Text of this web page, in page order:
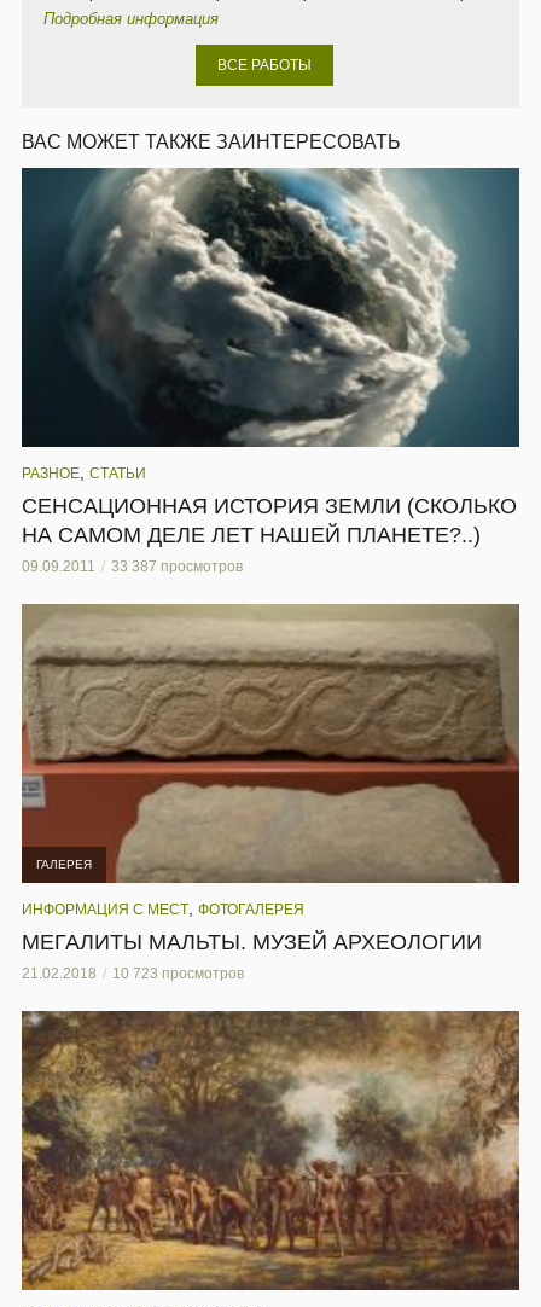
Подробная информация
ВСЕ РАБОТЫ
ВАС МОЖЕТ ТАКЖЕ ЗАИНТЕРЕСОВАТЬ
РАЗНОЕ СТАТЬИ
СЕНСАЦИОННАЯ ИСТОРИЯ ЗЕМЛИ (СКОЛЬКО
НА САМОМ ДЕЛЕ ЛЕТ НАШЕЙ ПЛАНЕТЕ?..)
09.09.2011 33 387 просмотров
ГАЛЕРЕЯ
ИНФОРМАЦИЯ С МЕСТ ФОТОГАЛЕРЕЯ
МЕГАЛИТЫ МАЛЬТЫ. МУЗЕЙ АРХЕОЛОГИИ
21.02.2018 10 723 просмотров